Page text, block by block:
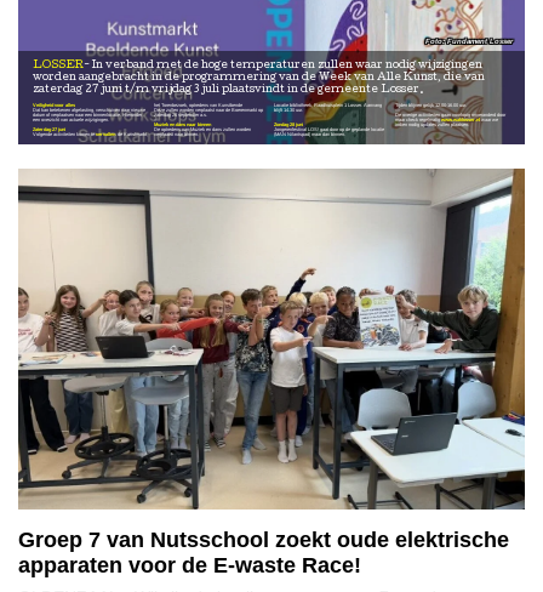
LOSSER
worden aangebracht in de programmering van de Week van Alle Kunst, die van
zaterdag 27 juni t/m vrijdag 3 juli plaatsvindt in de gemeente Losser.
Veiligheid voor alles
Dat kan betekenen afgelasting, verschuiven naar nieuwe
datum of verplaatsen naar een binnenlocatie. Hieronder
een overzicht van actuele wijzigingen.
Zaterdag 27 juni
Volgende activiteiten komen tevervallen: de Kunstmarkt,
het Torenbezoek, optredens van Kunstbende
Deze zullen worden verplaatst naar de Boerenmarkt op
zaterdag 26 september a.s.
—
Muziek en dans naar binnen
De optredens van Muziek en dans zullen worden
verplaatst naar binnen.
Locatie bibliotheek, Raadhuisplein 1 Losser. Aanvang
blijft 14.30 uur.
Zondag 28 juni
Jongerenfestival LOS! gaat door op de geplande locatie
(MAN Nilantspad) maar dan binnen.
Tijden blijven gelijk 12.00-16.00 uur.
—
De overige activiteiten gaan voorlopig onveranderd door
maar check regelmatigwww.waklosser.nlwaar we
indien nodig updates zullen plaatsen.
Fundament Losser
Groep 7 van Nutsschool zoekt oude elektrische
apparaten voor de E-waste Race!